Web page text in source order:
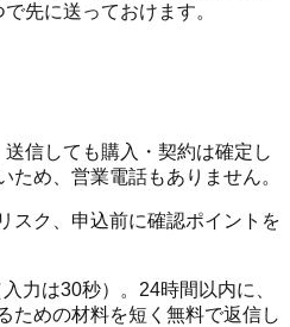
先に送っておけます。
信しても購入・契約は確定し
ため、営業電話もありません。
スク、申込前に確認ポイントを
力は30秒）。24時間以内に、
ための材料を短く無料で返信し